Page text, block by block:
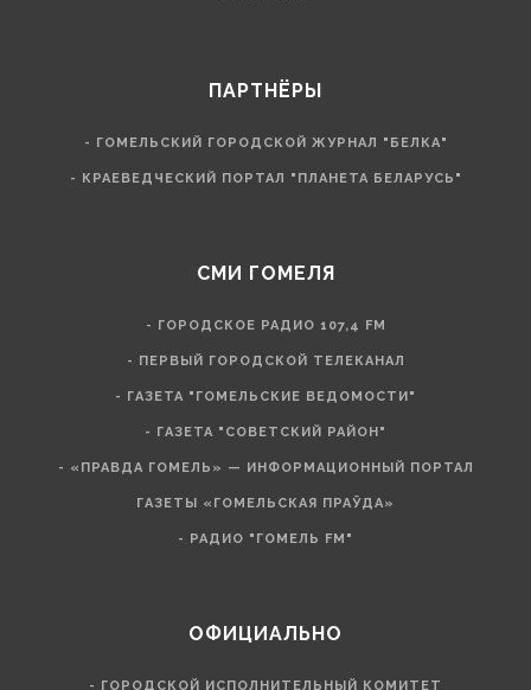
ПАРТНЁРЫ
- ГОМЕЛЬСКИЙ ГОРОДСКОЙ ЖУРНАЛ "БЕЛКА"
- КРАЕВЕДЧЕСКИЙ ПОРТАЛ "ПЛАНЕТА БЕЛАРУСЬ"
СМИ ГОМЕЛЯ
- ГОРОДСКОЕ РАДИО 107,4 FM
- ПЕРВЫЙ ГОРОДСКОЙ ТЕЛЕКАНАЛ
- ГАЗЕТА "ГОМЕЛЬСКИЕ ВЕДОМОСТИ"
- ГАЗЕТА "СОВЕТСКИЙ РАЙОН"
- «ПРАВДА ГОМЕЛЬ» — ИНФОРМАЦИОННЫЙ ПОРТАЛ
ГАЗЕТЫ «ГОМЕЛЬСКАЯ ПРАЎДА»
- РАДИО "ГОМЕЛЬ FM"
ОФИЦИАЛЬНО
- ГОРОДСКОЙ ИСПОЛНИТЕЛЬНЫЙ КОМИТЕТ